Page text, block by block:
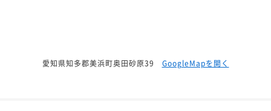
愛知県知多郡美浜町奥田砂原39 GoogleMapを開く